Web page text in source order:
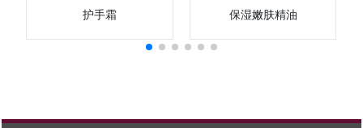
护手霜 保湿嫩肤精油